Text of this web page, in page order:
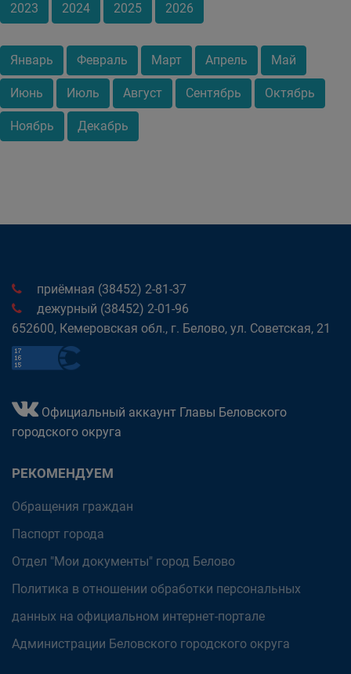
2023 2024 2025 2026
Январь Февраль Март Апрель Май
Июнь Июль Август Сентябрь Октябрь
Ноябрь Декабрь
приёмная (38452) 2-81-37
дежурный (38452) 2-01-96
652600, Кемеровская обл., г. Белово, ул. Советская, 21
Официальный аккаунт Главы Беловского
городского округа
РЕКОМЕНДУЕМ
Обращения граждан
Паспорт города
Отдел "Мои документы" город Белово
Политика в отношении обработки персональных
данных на официальном интернет-портале
Администрации Беловского городского округа